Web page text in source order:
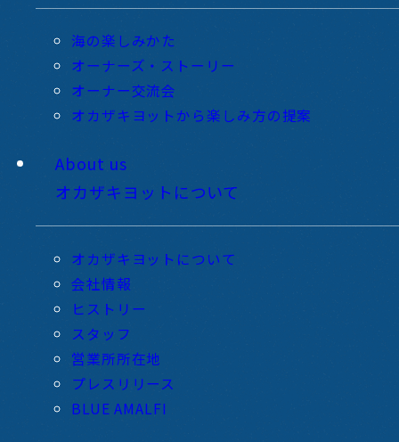
海の楽しみかた
オーナーズ・ストーリー
オーナー交流会
オカザキヨットから楽しみ方の提案
About us
オカザキヨットについて
オカザキヨットについて
会社情報
ヒストリー
スタッフ
営業所所在地
プレスリリース
BLUE AMALFI